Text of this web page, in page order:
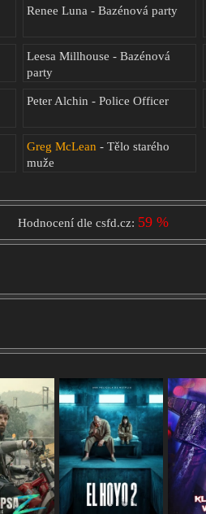
Renee Luna - Bazénová party
Leesa Millhouse - Bazénová
party
Peter Alchin - Police Officer
Greg McLean - Tělo starého
muže
Hodnocení dle csfd.cz: 59 %